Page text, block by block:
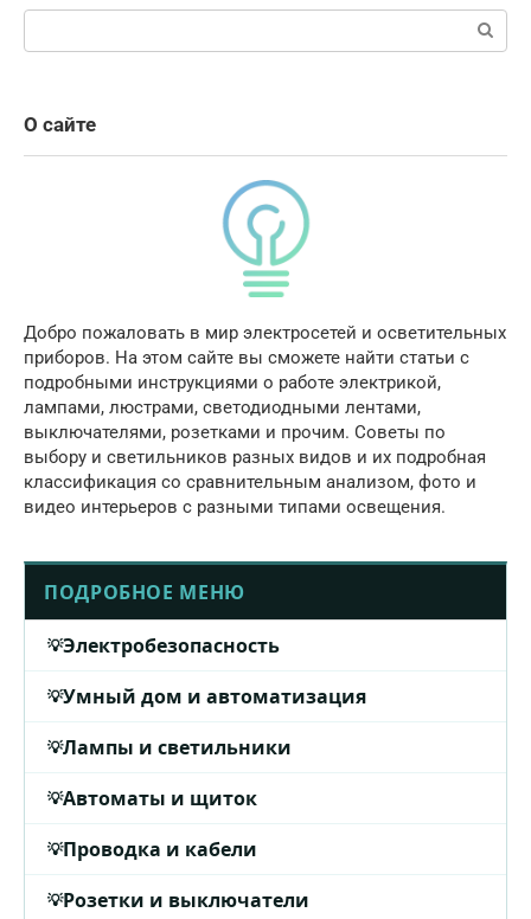
Поиск:
О сайте
Добро пожаловать в мир электросетей и осветительных
приборов. На этом сайте вы сможете найти статьи с
подробными инструкциями о работе электрикой,
лампами, люстрами, светодиодными лентами,
выключателями, розетками и прочим. Советы по
выбору и светильников разных видов и их подробная
классификация со сравнительным анализом, фото и
видео интерьеров с разными типами освещения.
ПОДРОБНОЕ МЕНЮ
Электробезопасность
Умный дом и автоматизация
Лампы и светильники
Автоматы и щиток
Проводка и кабели
Розетки и выключатели